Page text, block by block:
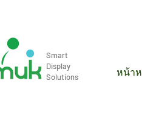
Smart
Display
Solutions
หน้า